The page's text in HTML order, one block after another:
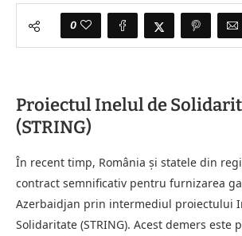
0
Proiectul Inelul de
(STRING)
În recent timp, România și statele din
contract semnificativ pentru furnizarea
Azerbaidjan prin intermediul proiectului
Solidaritate (STRING). Acest demers este